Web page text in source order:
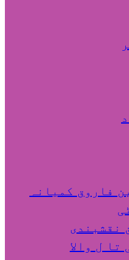
فاروق کمیانہ
نقشبندی
ل والا